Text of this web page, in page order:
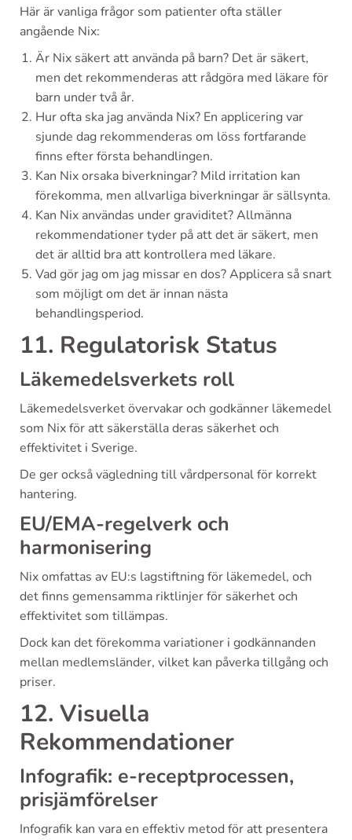
Här är vanliga frågor som patienter ofta ställer
angående Nix:
Är Nix säkert att använda på barn? Det är säkert,
men det rekommenderas att rådgöra med läkare för
barn under två år.
Hur ofta ska jag använda Nix? En applicering var
sjunde dag rekommenderas om löss fortfarande
finns efter första behandlingen.
Kan Nix orsaka biverkningar? Mild irritation kan
förekomma, men allvarliga biverkningar är sällsynta.
Kan Nix användas under graviditet? Allmänna
rekommendationer tyder på att det är säkert, men
det är alltid bra att kontrollera med läkare.
Vad gör jag om jag missar en dos? Applicera så snart
som möjligt om det är innan nästa
behandlingsperiod.
11. Regulatorisk Status
Läkemedelsverkets roll
Läkemedelsverket övervakar och godkänner läkemedel
som Nix för att säkerställa deras säkerhet och
effektivitet i Sverige.
De ger också vägledning till vårdpersonal för korrekt
hantering.
EU/EMA-regelverk och
harmonisering
Nix omfattas av EU:s lagstiftning för läkemedel, och
det finns gemensamma riktlinjer för säkerhet och
effektivitet som tillämpas.
Dock kan det förekomma variationer i godkännanden
mellan medlemsländer, vilket kan påverka tillgång och
priser.
12. Visuella
Rekommendationer
Infografik: e-receptprocessen,
prisjämförelser
Infografik kan vara en effektiv metod för att presentera